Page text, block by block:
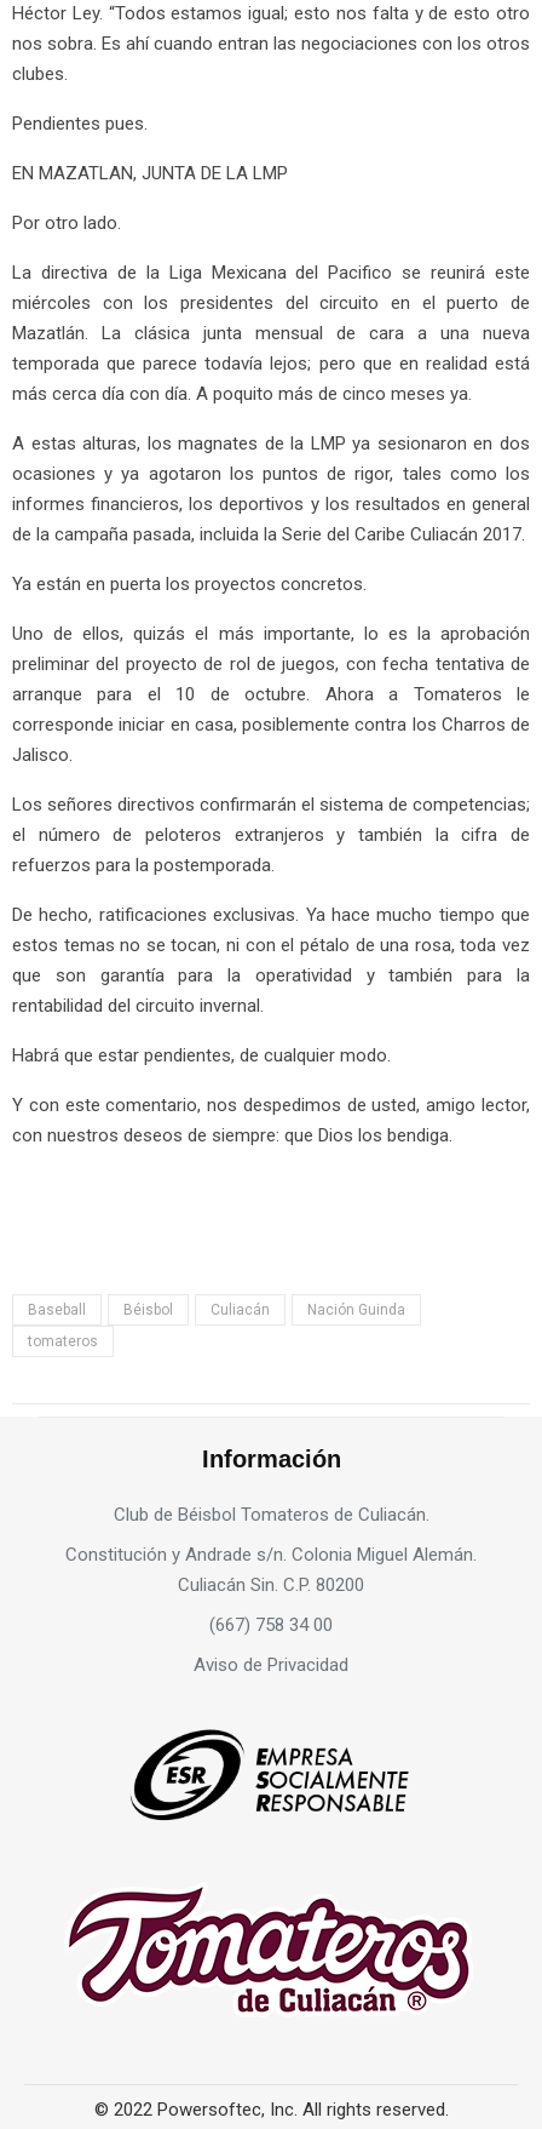
Héctor Ley. “Todos estamos igual; esto nos falta y de esto otro
nos sobra. Es ahí cuando entran las negociaciones con los otros
clubes.
Pendientes pues.
EN MAZATLAN, JUNTA DE LA LMP
Por otro lado.
La directiva de la Liga Mexicana del Pacifico se reunirá este
miércoles con los presidentes del circuito en el puerto de
Mazatlán. La clásica junta mensual de cara a una nueva
temporada que parece todavía lejos; pero que en realidad está
más cerca día con día. A poquito más de cinco meses ya.
A estas alturas, los magnates de la LMP ya sesionaron en dos
ocasiones y ya agotaron los puntos de rigor, tales como los
informes financieros, los deportivos y los resultados en general
de la campaña pasada, incluida la Serie del Caribe Culiacán 2017.
Ya están en puerta los proyectos concretos.
Uno de ellos, quizás el más importante, lo es la aprobación
preliminar del proyecto de rol de juegos, con fecha tentativa de
arranque para el 10 de octubre. Ahora a Tomateros le
corresponde iniciar en casa, posiblemente contra los Charros de
Jalisco.
Los señores directivos confirmarán el sistema de competencias;
el número de peloteros extranjeros y también la cifra de
refuerzos para la postemporada.
De hecho, ratificaciones exclusivas. Ya hace mucho tiempo que
estos temas no se tocan, ni con el pétalo de una rosa, toda vez
que son garantía para la operatividad y también para la
rentabilidad del circuito invernal.
Habrá que estar pendientes, de cualquier modo.
Y con este comentario, nos despedimos de usted, amigo lector,
con nuestros deseos de siempre: que Dios los bendiga.
Baseball Béisbol Culiacán
Nación Guinda
tomateros
Información
Club de Béisbol Tomateros de Culiacán.
Constitución y Andrade s/n. Colonia Miguel Alemán.
Culiacán Sin. C.P. 80200
(667) 758 34 00
Aviso de Privacidad
© 2022 Powersoftec, Inc. All rights reserved.